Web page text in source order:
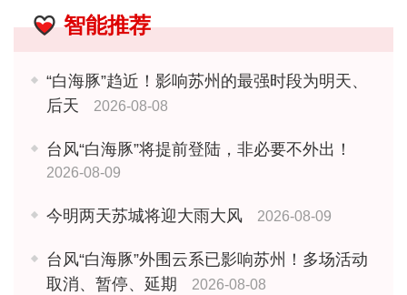
智能推荐
“白海豚”趋近！影响苏州的最强时段为明天、
后天
2026-08-08
台风“白海豚”将提前登陆，非必要不外出！
2026-08-09
今明两天苏城将迎大雨大风 2026-08-09
台风“白海豚”外围云系已影响苏州！多场活动
取消、暂停、延期
2026-08-08